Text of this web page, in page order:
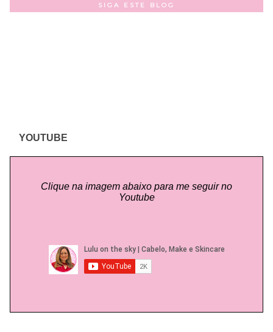
SIGA ESTE BLOG
YOUTUBE
Clique na imagem abaixo para me seguir no
Youtube